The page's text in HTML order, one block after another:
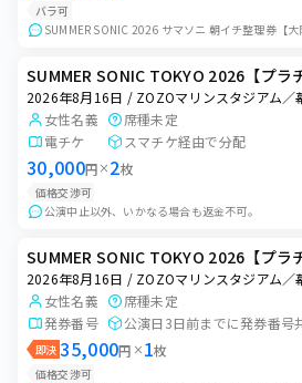
バラ可
SUMMER SONIC TOKYO 2026【プラ
2026年8月16日 / ZOZOマリンスタジアム／
女性名義
席種未定
電チケ
スマチケ経由で分配
30,000円 × 2枚
価格交渉可
公演中止以外、いかなる場合も返金不可。
SUMMER SONIC TOKYO 2026【プラ
2026年8月16日 / ZOZOマリンスタジアム／
女性名義
席種未定
発券番号
公演日3日前までに発券番号
即決 35,000円 × 1枚
価格交渉可